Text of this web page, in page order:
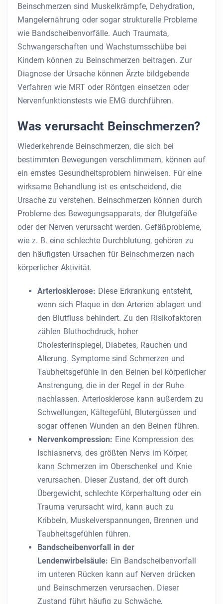
Beinschmerzen sind Muskelkrämpfe, Dehydration,
Mangelernährung oder sogar strukturelle Probleme
wie Bandscheibenvorfälle. Auch Traumata,
Schwangerschaften und Wachstumsschübe bei
Kindern können zu Beinschmerzen beitragen. Zur
Diagnose der Ursache können Ärzte bildgebende
Verfahren wie MRT oder Röntgen einsetzen oder
Nervenfunktionstests wie EMG durchführen.
Was verursacht Beinschmerzen?
Wiederkehrende Beinschmerzen, die sich bei
bestimmten Bewegungen verschlimmern, können auf
ein ernstes Gesundheitsproblem hinweisen. Für eine
wirksame Behandlung ist es entscheidend, die
Ursache zu verstehen. Beinschmerzen können durch
Probleme des Bewegungsapparats, der Blutgefäße
oder der Nerven verursacht werden. Gefäßprobleme,
wie z. B. eine schlechte Durchblutung, gehören zu
den häufigsten Ursachen für Beinschmerzen nach
körperlicher Aktivität.
Arteriosklerose: Diese Erkrankung entsteht,
wenn sich Plaque in den Arterien ablagert und
den Blutfluss behindert. Zu den Risikofaktoren
zählen Bluthochdruck, hoher
Cholesterinspiegel, Diabetes, Rauchen und
Alterung. Symptome sind Schmerzen und
Taubheitsgefühle in den Beinen bei körperlicher
Anstrengung, die in der Regel in der Ruhe
nachlassen. Arteriosklerose kann außerdem zu
Schwellungen, Kältegefühl, Blutergüssen und
sogar offenen Wunden an den Beinen führen.
Nervenkompression: Eine Kompression des
Ischiasnervs, des größten Nervs im Körper,
kann Schmerzen im Oberschenkel und Knie
verursachen. Dieser Zustand, der oft durch
Übergewicht, schlechte Körperhaltung oder ein
Trauma verursacht wird, kann auch zu
Kribbeln, Muskelverspannungen, Brennen und
Taubheitsgefühlen führen.
Bandscheibenvorfall in der
Lendenwirbelsäule: Ein Bandscheibenvorfall
im unteren Rücken kann auf Nerven drücken
und Beinschmerzen verursachen. Dieser
Zustand führt häufig zu Schwäche,